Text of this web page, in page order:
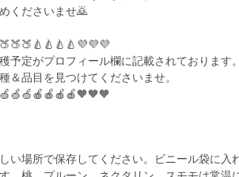
くださいませ🙇
予定がプロフィール欄に記載されております。
＆品目を見つけてくださいませ。
い場所で保存してください。ビニール袋に入